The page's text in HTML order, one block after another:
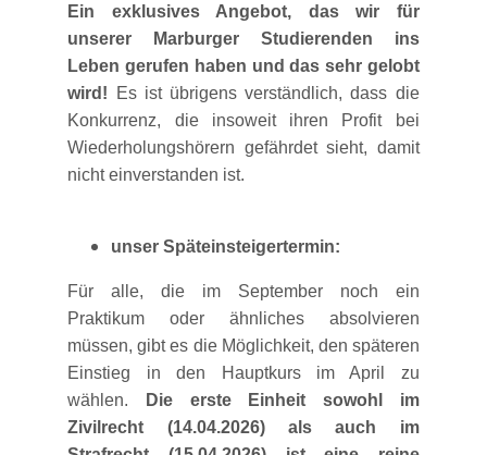
Ein exklusives Angebot, das wir für
unserer Marburger Studierenden ins
Leben gerufen haben und das sehr gelobt
wird!
Es ist übrigens verständlich, dass die
Konkurrenz, die insoweit ihren Profit bei
Wiederholungshörern gefährdet sieht, damit
nicht einverstanden ist.
unser Späteinsteigertermin:
Für alle, die im September noch ein
Praktikum oder ähnliches absolvieren
müssen, gibt es die Möglichkeit, den späteren
Einstieg in den Hauptkurs im April zu
wählen.
Die erste Einheit sowohl im
Zivilrecht (14.04.2026) als auch im